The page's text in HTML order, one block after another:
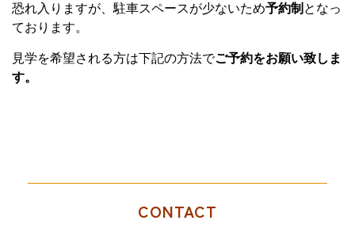
恐れ入りますが、駐車スペースが少ないため予約制 となっ
ております。
見学を希望される方は下記の方法でご予約をお願い致しま
す。
CONTACT